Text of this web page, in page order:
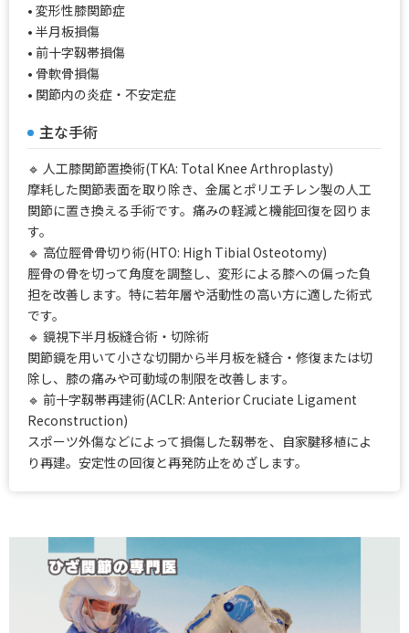
• 変形性膝関節症
• 半月板損傷
• 前十字靱帯損傷
• 骨軟骨損傷
• 関節内の炎症・不安定症
主な手術
🔹 人工膝関節置換術(TKA: Total Knee Arthroplasty)
摩耗した関節表面を取り除き、金属とポリエチレン製の人工
関節に置き換える手術です。痛みの軽減と機能回復を図りま
す。
🔹 高位脛骨骨切り術(HTO: High Tibial Osteotomy)
脛骨の骨を切って角度を調整し、変形による膝への偏った負
担を改善します。特に若年層や活動性の高い方に適した術式
です。
🔹 鏡視下半月板縫合術・切除術
関節鏡を用いて小さな切開から半月板を縫合・修復または切
除し、膝の痛みや可動域の制限を改善します。
🔹 前十字靱帯再建術(ACLR: Anterior Cruciate Ligament
Reconstruction)
スポーツ外傷などによって損傷した靱帯を、自家腱移植によ
り再建。安定性の回復と再発防止をめざします。